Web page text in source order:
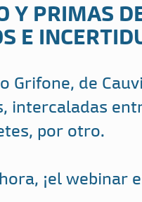
Y PRIMAS
E
Grifone, de
intercaladas
por otro.
¡el webinar